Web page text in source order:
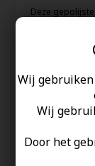
Wij
Wij
Door het
Deze
De ketting is
Met een
Gemaakt van
Uw